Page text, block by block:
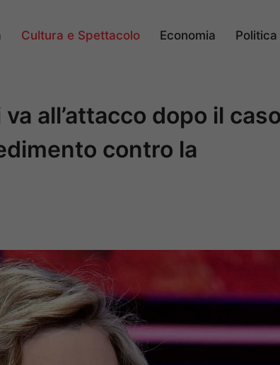
Cultura e Spettacolo Economia Politica
all’attacco dopo il caso
contro la